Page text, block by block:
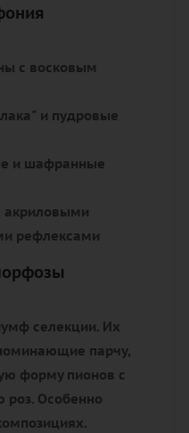
с восковым
и пудровые
и шафранные
акриловыми
рефлексами
селекции. Их
парчу,
форму пионов с
роз. Особенно